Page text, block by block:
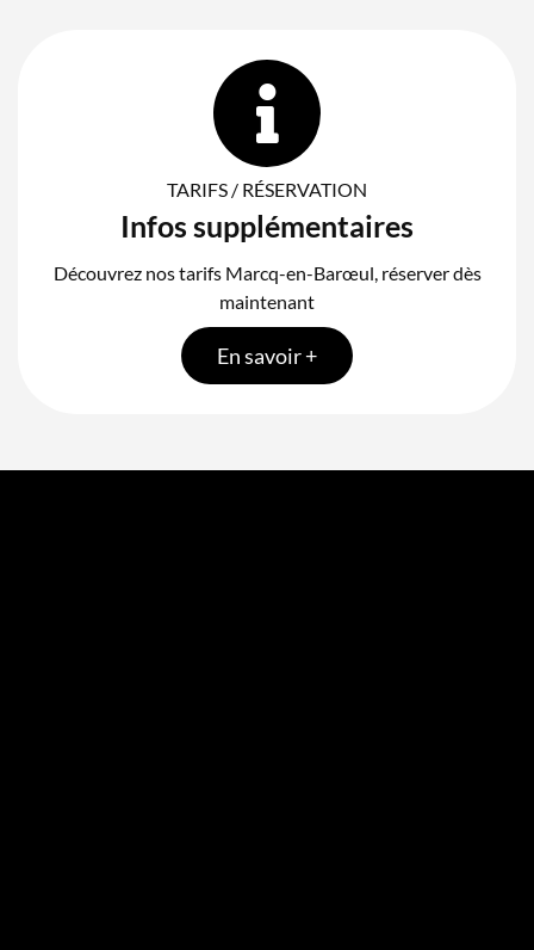
TARIFS / RÉSERVATION
Infos supplémentaires
Découvrez nos tarifs Marcq-en-Barœul, réserver dès
maintenant
En savoir +